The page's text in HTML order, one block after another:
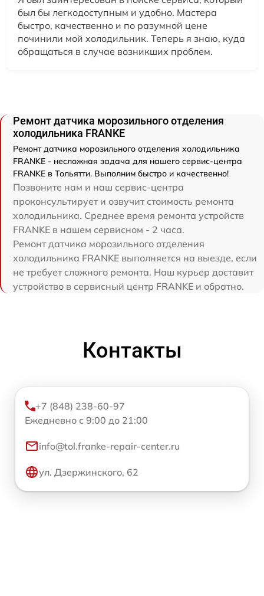
был бы легкодоступным и удобно. Мастера
быстро, качественно и по разумной цене
починили мой холодильник. Теперь я знаю, куда
обращаться в случае возникших проблем.
Ремонт датчика морозильного отделения
холодильника FRANKE
Ремонт датчика морозильного отделения холодильника
FRANKE - несложная задача для нашего сервис-центра
FRANKE в Тольятти. Выполним быстро и качественно!
Позвоните нам и наш сервис-центра
проконсультирует и озвучит стоимость ремонта
холодильника. Среднее время ремонта устройств
FRANKE в нашем сервисном - 2 часа.
Ремонт датчика морозильного отделения
холодильника FRANKE выполняется на выезде, если
не требует сложного ремонта. Наш курьер доставит
устройство в сервисный центр FRANKE и обратно.
Контакты
+7 (848) 238-60-97
Ежедневно с 9:00 до 21:00
info@tol.franke-repair-center.ru
ул. Дзержинского, 62